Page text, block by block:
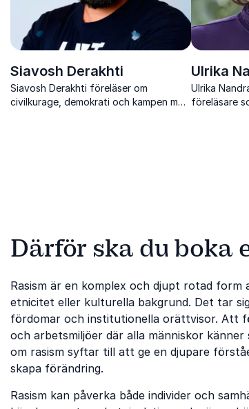
Siavosh Derakhti
Siavosh Derakhti föreläser om
civilkurage, demokrati och kampen mot
Ulrika
Ulrika
föreläsare
Därför ska du boka
Rasism är en komplex och djupt rotad
etnicitet eller kulturella bakgrund. Det tar
fördomar och institutionella orättvisor. Att
och arbetsmiljöer där alla människor
om rasism syftar till att ge en djupare
skapa förändring.
Rasism kan påverka både individer och